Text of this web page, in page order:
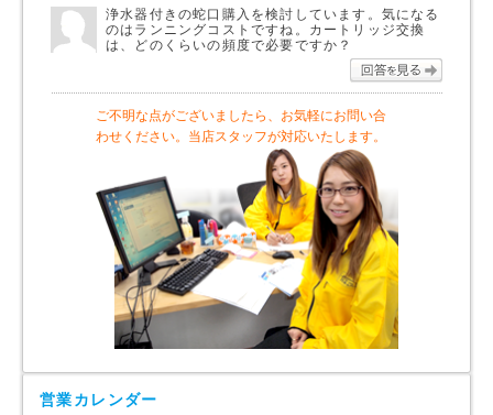
浄水器付きの蛇口購入を検討しています。気になる
のはランニングコストですね。カートリッジ交換
は、どのくらいの頻度で必要ですか？
ご不明な点がございましたら、お気軽にお問い合
わせください。当店スタッフが対応いたします。
営業カレンダー